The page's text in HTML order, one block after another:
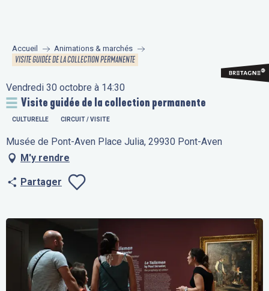
principal
Accueil Animations & marchés
VISITE GUIDÉE DE LA COLLECTION PERMANENTE
Vendredi 30 octobre à 14:30
Visite guidée de la collection permanente
CULTURELLE CIRCUIT / VISITE
Musée de Pont-Aven Place Julia, 29930 Pont-Aven
M'y rendre
Partager